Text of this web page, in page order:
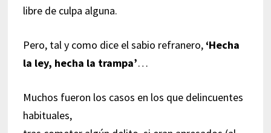
libre de culpa alguna.
Pero, tal y como dice el sabio refranero, ‘Hecha
la ley, hecha la trampa’…
Muchos fueron los casos en los que delincuentes
habituales,